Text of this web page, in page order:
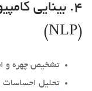
۴. بینایی
(NLP)
تشخیص چهره و
تحلیل